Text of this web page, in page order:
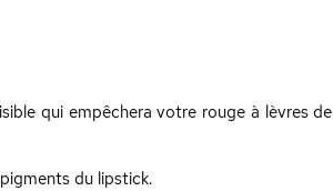
qui empêchera votre rouge à lèvres de
du lipstick.